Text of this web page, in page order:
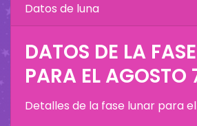
Datos de luna
DATOS DE LA
PARA EL AGOSTO
Detalles de la fase lunar para el